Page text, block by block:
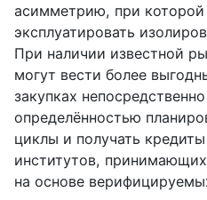
асимметрию, при которой
эксплуатировать
При наличии известной
могут вести более
закупках
определённостью
циклы и получать
институтов, принимающих
на основе